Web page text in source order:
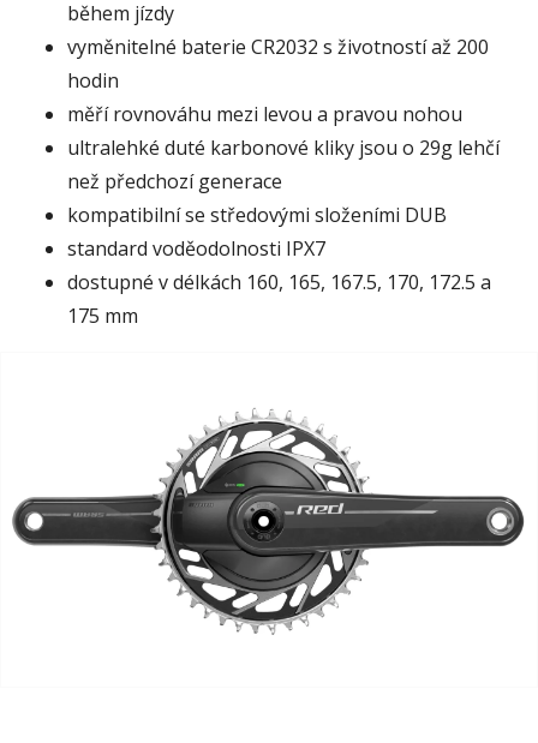
během jízdy
vyměnitelné baterie CR2032 s životností až 200
hodin
měří rovnováhu mezi levou a pravou nohou
ultralehké duté karbonové kliky jsou o 29g lehčí
než předchozí generace
kompatibilní se středovými složeními DUB
standard voděodolnosti IPX7
dostupné v délkách 160, 165, 167.5, 170, 172.5 a
175 mm